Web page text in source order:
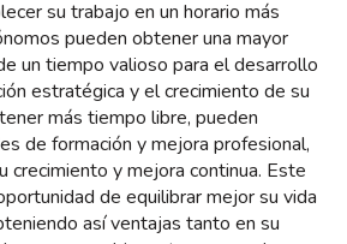
su trabajo en un horario más
pueden obtener una mayor
un tiempo valioso para el desarrollo
estratégica y el crecimiento de su
más tiempo libre, pueden
de formación y mejora profesional,
crecimiento y mejora continua. Este
de equilibrar mejor su vida
así ventajas tanto en su